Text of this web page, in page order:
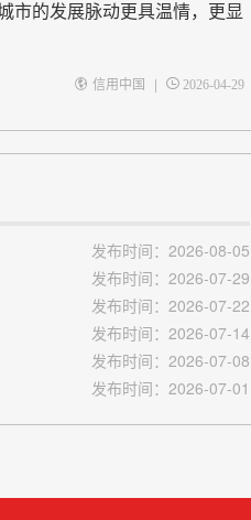
市的发展脉动更具温情，更显
信用中国 | 2026-04-29
发布时间：2026-08-05
发布时间：2026-07-29
发布时间：2026-07-22
发布时间：2026-07-14
发布时间：2026-07-08
发布时间：2026-07-01